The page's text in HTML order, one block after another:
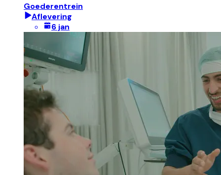
Goederentrein
Aflevering
6 jan